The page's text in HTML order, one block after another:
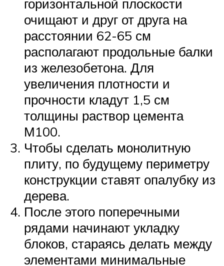
горизонтальной плоскости
очищают и друг от друга на
расстоянии 62-65 см
располагают продольные балки
из железобетона. Для
увеличения плотности и
прочности кладут 1,5 см
толщины раствор цемента
М100.
Чтобы сделать монолитную
плиту, по будущему периметру
конструкции ставят опалубку из
дерева.
После этого поперечными
рядами начинают укладку
блоков, стараясь делать между
элементами минимальные